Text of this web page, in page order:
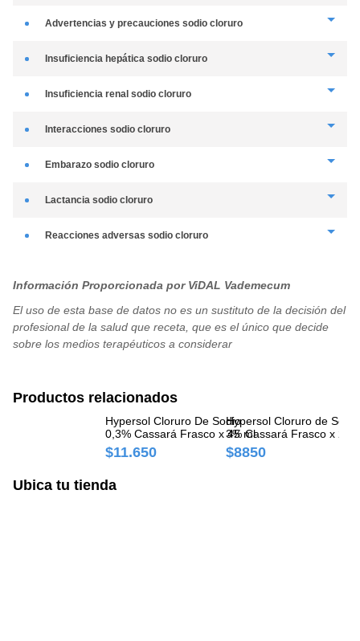
advertencias y precauciones sodio cloruro
insuficiencia hepática sodio cloruro
insuficiencia renal sodio cloruro
interacciones sodio cloruro
embarazo sodio cloruro
en su usolactancia sodio cloruro
en su usoreacciones adversas sodio cloruro
Información Proporcionada por ViDAL Vademecum
El uso de esta base de datos no es un sustituto de la decisión del
profesional de la salud que receta, que es el único que decide
sobre los medios terapéuticos a considerar
Productos relacionados
Hypersol Cloruro De Sodio
0,3% Cassará Frasco x 45 ml
$11.650
Hypersol Cloruro de Sodio
3% Cassará Frasco x 25
$8850
Ubica tu tienda